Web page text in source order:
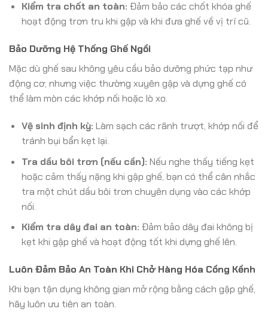
Kiểm tra chốt an toàn: Đảm bảo các chốt khóa ghế
hoạt động trơn tru khi gập và khi đưa ghế về vị trí cũ.
Bảo Dưỡng Hệ Thống Ghế Ngồi
Mặc dù ghế sau không yêu cầu bảo dưỡng phức tạp như
động cơ, nhưng việc thường xuyên gập và dựng ghế có
thể làm mòn các khớp nối hoặc lò xo.
Vệ sinh định kỳ: Làm sạch các rãnh trượt, khớp nối để
tránh bụi bẩn kẹt lại.
Tra dầu bôi trơn (nếu cần): Nếu nghe thấy tiếng kẹt
hoặc cảm thấy nặng khi gập ghế, bạn có thể cân nhắc
tra một chút dầu bôi trơn chuyên dụng vào các khớp
nối.
Kiểm tra dây đai an toàn: Đảm bảo dây đai không bị
kẹt khi gập ghế và hoạt động tốt khi dựng ghế lên.
Luôn Đảm Bảo An Toàn Khi Chở Hàng Hóa Cồng Kềnh
Khi bạn tận dụng không gian mở rộng bằng cách gập ghế,
hãy luôn ưu tiên an toàn.